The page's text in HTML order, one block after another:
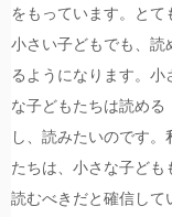
をもっています。とて
小さい子どもでも、読
るようになります。小
な子どもたちは読める
し、読みたいのです。
たちは、小さな子ども
読むべきだと確信して